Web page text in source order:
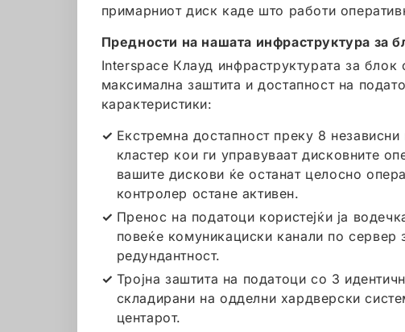
примарниот диск каде што работи
Предности на нашата инфраструктура за
Interspace Клауд инфраструктурата за
максимална заштита и достапност на
карактеристики:
Екстремна достапност преку 8
кластер кои ги управуваат дисковните
вашите дискови ќе останат целосно
контролер остане активен.
Пренос на податоци користејќи ја
повеќе комуникациски канали по
редундантност.
Тројна заштита на податоци со 3
складирани на одделни хардверски
центарот.